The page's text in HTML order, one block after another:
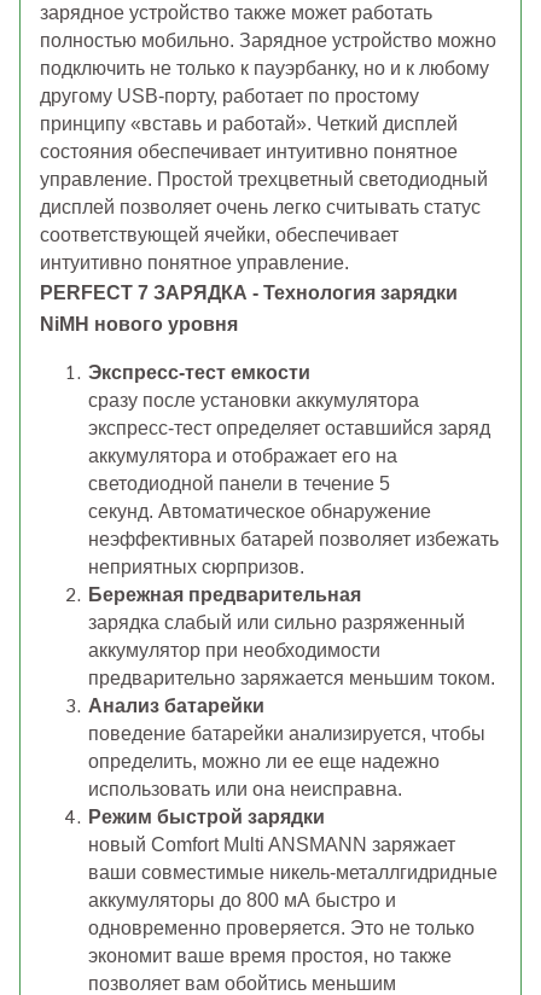
зарядное устройство также может работать
полностью мобильно. Зарядное устройство можно
подключить не только к пауэрбанку, но и к любому
другому USB-порту, работает по простому
принципу «вставь и работай». Четкий дисплей
состояния обеспечивает интуитивно понятное
управление. Простой трехцветный светодиодный
дисплей позволяет очень легко считывать статус
соответствующей ячейки, обеспечивает
интуитивно понятное управление.
PERFECT 7 ЗАРЯДКА - Технология зарядки
NiMH нового уровня
Экспресс-тест емкости
сразу после установки аккумулятора
экспресс-тест определяет оставшийся заряд
аккумулятора и отображает его на
светодиодной панели в течение 5
секунд. Автоматическое обнаружение
неэффективных батарей позволяет избежать
неприятных сюрпризов.
Бережная предварительная
зарядка слабый или сильно разряженный
аккумулятор при необходимости
предварительно заряжается меньшим током.
Анализ батарейки
поведение батарейки анализируется, чтобы
определить, можно ли ее еще надежно
использовать или она неисправна.
Режим быстрой зарядки
новый Comfort Multi ANSMANN заряжает
ваши совместимые никель-металлгидридные
аккумуляторы до 800 мА быстро и
одновременно проверяется. Это не только
экономит ваше время простоя, но также
позволяет вам обойтись меньшим